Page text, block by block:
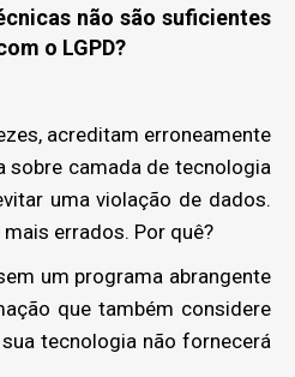
não são suficientes
o LGPD?
acreditam erroneamente
sobre camada de tecnologia
uma violação de dados.
errados. Por quê?
um programa abrangente
que também considere
tecnologia não fornecerá